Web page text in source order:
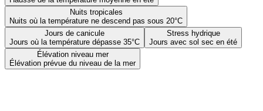
Nuits tropicales
Nuits où la température ne descend pas sous 20°C
Jours de canicule
Jours où la température dépasse 35°C
Stress hydrique
Jours avec sol sec en été
Élévation niveau mer
Élévation prévue du niveau de la mer